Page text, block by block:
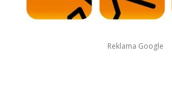
Reklama Google